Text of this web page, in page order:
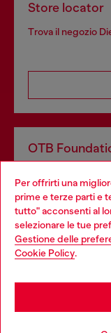
Per offrirti una
prime e terze parti e
tutto" acconsenti al
selezionare le tue
Gestione delle
Cookie Policy.
Store locator
Trova il negozio
OTB
profit del gruppo
giovani, donne,
Choose your location
You are currently
be based in United